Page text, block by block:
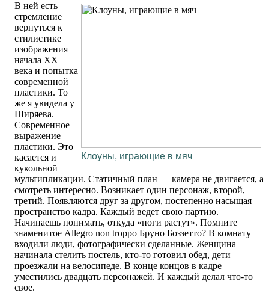
Клоуны, играющие в мяч
В ней есть
стремление
вернуться к
стилистике
изображения
начала ХХ
века и попытка
современной
пластики. То
же я увидела у
Ширяева.
Современное
выражение
пластики. Это
касается и
кукольной
мультипликации. Статичный план — камера не двигается, а
смотреть интересно. Возникает один персонаж, второй,
третий. Появляются друг за другом, постепенно насыщая
пространство кадра. Каждый ведет свою партию.
Начинаешь понимать, откуда «ноги растут». Помните
знаменитое Allegro non troppo Бруно Боззетто? В комнату
входили люди, фотографически сделанные. Женщина
начинала стелить постель, кто-то готовил обед, дети
проезжали на велосипеде. В конце концов в кадре
уместились двадцать персонажей. И каждый делал что-то
свое.